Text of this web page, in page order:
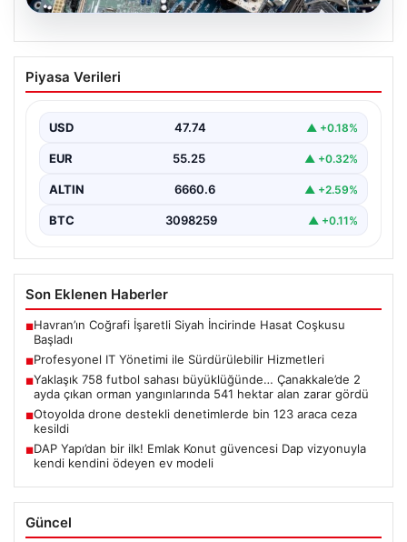
08.08.2026
Profesyonel IT Yönetimi ile
Sürdürülebilir Hizmetleri
parklarını sürekli periyotlarla yenilemektedir. Bu
güncelleme operasyonlarında kenara…
Piyasa Verileri
USD 47.74 ▲ +0.18%
EUR 55.25 ▲ +0.32%
ALTIN 6660.6 ▲ +2.59%
BTC 3098259 ▲ +0.11%
Son Eklenen Haberler
■Havran’ın Coğrafi İşaretli Siyah İncirinde Hasat Coşkusu
Başladı
■Profesyonel IT Yönetimi ile Sürdürülebilir Hizmetleri
■Yaklaşık 758 futbol sahası büyüklüğünde… Çanakkale’de 2
ayda çıkan orman yangınlarında 541 hektar alan zarar gördü
■Otoyolda drone destekli denetimlerde bin 123 araca ceza
kesildi
■DAP Yapı’dan bir ilk! Emlak Konut güvencesi Dap vizyonuyla
kendi kendini ödeyen ev modeli
Güncel